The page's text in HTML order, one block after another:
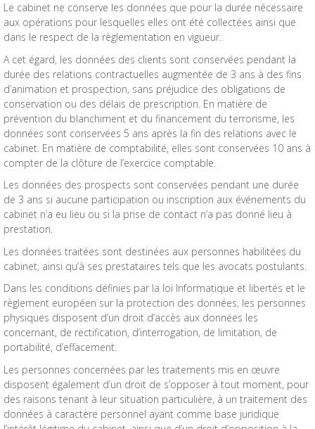
Le cabinet ne conserve les données que pour la durée nécessaire
aux opérations pour lesquelles elles ont été collectées ainsi que
dans le respect de la règlementation en vigueur.
A cet égard, les données des clients sont conservées pendant la
durée des relations contractuelles augmentée de 3 ans à des fins
d’animation et prospection, sans préjudice des obligations de
conservation ou des délais de prescription. En matière de
prévention du blanchiment et du financement du terrorisme, les
données sont conservées 5 ans après la fin des relations avec le
cabinet. En matière de comptabilité, elles sont conservées 10 ans à
compter de la clôture de l’exercice comptable.
Les données des prospects sont conservées pendant une durée
de 3 ans si aucune participation ou inscription aux événements du
cabinet n’a eu lieu ou si la prise de contact n’a pas donné lieu à
prestation.
Les données traitées sont destinées aux personnes habilitées du
cabinet, ainsi qu’à ses prestataires tels que les avocats postulants.
Dans les conditions définies par la loi Informatique et libertés et le
règlement européen sur la protection des données, les personnes
physiques disposent d’un droit d’accès aux données les
concernant, de rectification, d’interrogation, de limitation, de
portabilité, d’effacement.
Les personnes concernées par les traitements mis en œuvre
disposent également d’un droit de s’opposer à tout moment, pour
des raisons tenant à leur situation particulière, à un traitement des
données à caractère personnel ayant comme base juridique